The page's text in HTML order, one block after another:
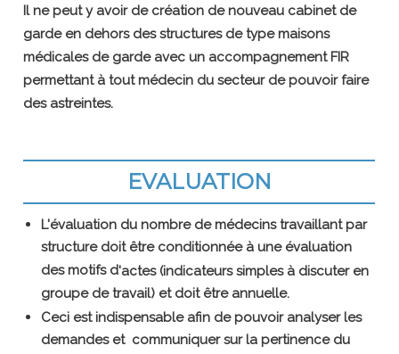
Il ne peut y avoir de création de nouveau cabinet de
garde en dehors des structures de type maisons
médicales de garde avec un accompagnement FIR
permettant à tout médecin du secteur de pouvoir faire
des astreintes.
EVALUATION
L'évaluation du nombre de médecins travaillant par
structure doit être conditionnée à une évaluation
des motifs d'actes (indicateurs simples à discuter en
groupe de travail) et doit être annuelle.
Ceci est indispensable afin de pouvoir analyser les
demandes et communiquer sur la pertinence du